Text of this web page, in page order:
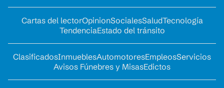
Cartas del lectorOpinionSocialesSaludTecnología
TendenciaEstado del tránsito
ClasificadosInmueblesAutomotoresEmpleosServicios
Avisos Fúnebres y MisasEdictos